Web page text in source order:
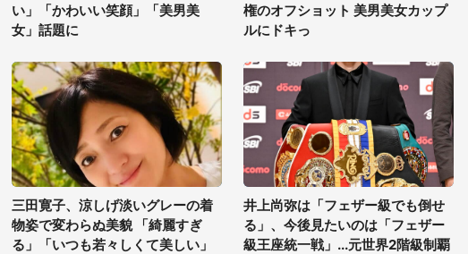
い」「かわいい笑顔」「美男美
女」話題に
権のオフショット 美男美女カップ
ルにドキっ
三田寛子、涼しげ淡いグレーの着
物姿で変わらぬ美貌 「綺麗すぎ
る」「いつも若々しくて美しい」
井上尚弥は「フェザー級でも倒せ
る」、今後見たいのは「フェザー
級王座統一戦」...元世界2階級制覇